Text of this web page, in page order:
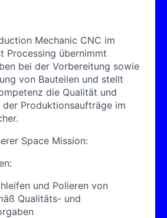
Mechanic CNC im
Processing übernimmt
bei der Vorbereitung sowie
von Bauteilen und stellt
die Qualität und
der Produktionsaufträge im
Space Mission:
und Polieren von
Qualitäts- und